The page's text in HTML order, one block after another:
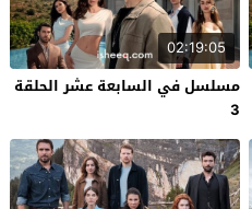
02:19:05
مسلسل في السابعة عشر الحلقة
3